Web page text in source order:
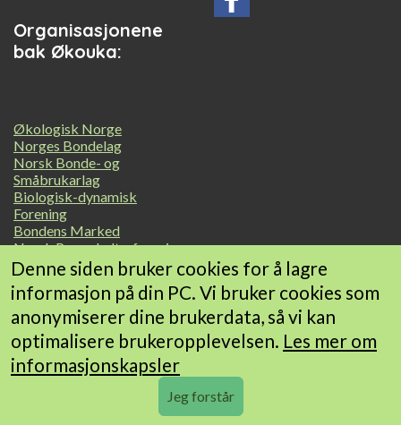
Organisasjonene
bak Økouka:
Økologisk Norge
Norges Bondelag
Norsk Bonde- og
Småbrukarlag
Biologisk-dynamisk
Forening
Bondens Marked
Norsk Permakulturforening
Geitmyra matkultursenter
for barn
Debio Marked
Landbrukets Økoløft
Småskala Grønt Norge
© 2026 ØKOUKA • Utviklet av Frameworks AS
informasjonskapsler
Denne siden bruker cookies for å lagre
informasjon på din PC. Vi bruker cookies som
anonymiserer dine brukerdata, så vi kan
optimalisere brukeropplevelsen. Les mer om
informasjonskapsler
Jeg forstår